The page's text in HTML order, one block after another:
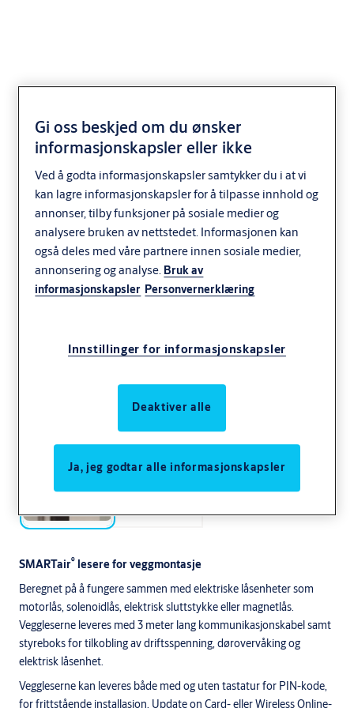
SMARTair® vegglesere
SMARTair® lesere for veggmontasje
Beregnet på å fungere sammen med elektriske låsenheter som
motorlås, solenoidlås, elektrisk sluttstykke eller magnetlås.
Veggleserne leveres med 3 meter lang kommunikasjonskabel samt
styreboks for tilkobling av driftsspenning, dørovervåking og
elektrisk låsenhet.
Veggleserne kan leveres både med og uten tastatur for PIN-kode,
for frittstående installasjon, Update on Card- eller Wireless Online-
Gi oss beskjed om du ønsker
informasjonskapsler eller ikke
Ved å godta informasjonskapsler samtykker du i at vi
kan lagre informasjonskapsler for å tilpasse innhold og
annonser, tilby funksjoner på sosiale medier og
analysere bruken av nettstedet. Informasjonen kan
også deles med våre partnere innen sosiale medier,
annonsering og analyse. Bruk av
informasjonskapsler Personvernerklæring
Innstillinger for informasjonskapsler
Deaktiver alle
Ja, jeg godtar alle informasjonskapsler